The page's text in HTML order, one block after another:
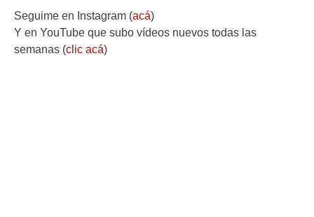
Seguime en Instagram (acá)
Y en YouTube que subo vídeos nuevos todas las
semanas (clic acá)